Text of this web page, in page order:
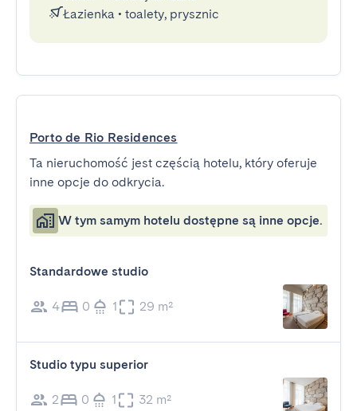
Łazienka • toalety, prysznic
Porto de Rio Residences
Ta nieruchomość jest częścią hotelu, który oferuje
inne opcje do odkrycia.
W tym samym hotelu dostępne są inne opcje.
Standardowe studio
4 0 1 29 m²
Studio typu superior
2 0 1 32 m²